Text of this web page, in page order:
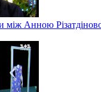
між Анною